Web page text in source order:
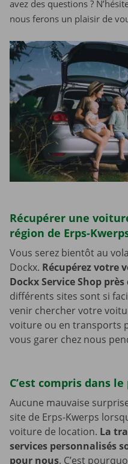
avez des questions ?
nous ferons un plaisir de
Récupérer une
région de Erps-
Vous serez bientôt au
Dockx. Récupérez votre
Dockx Service Shop
différents sites sont si
venir chercher votre
voiture ou en transports
vous garer chez nous
C’est compris dans
Aucune mauvaise
site de Erps-Kwerps
voiture de location. La
services personnalisés
pour nous. C’est